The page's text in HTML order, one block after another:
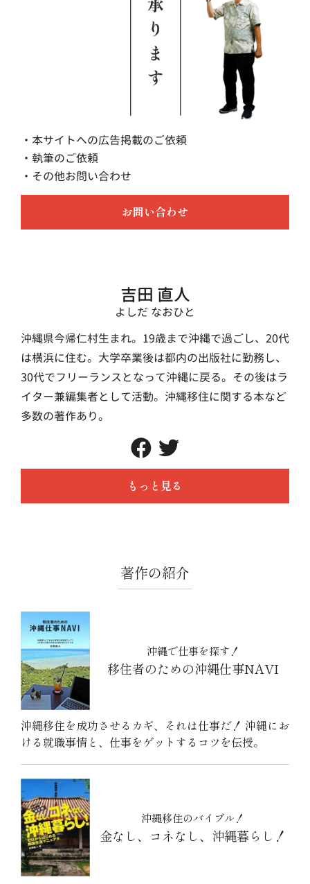
・本サイトへの広告掲載のご依頼
・執筆のご依頼
・その他お問い合わせ
お問い合わせ
吉田 直人
よしだ なおひと
沖縄県今帰仁村生まれ。19歳まで沖縄で過ごし、20代
は横浜に住む。大学卒業後は都内の出版社に勤務し、
30代でフリーランスとなって沖縄に戻る。その後はラ
イター兼編集者として活動。沖縄移住に関する本など
多数の著作あり。
もっと見る
著作の紹介
沖縄で仕事を探す！
移住者のための沖縄仕事NAVI
沖縄移住を成功させるカギ、それは仕事だ！ 沖縄にお
ける就職事情と、仕事をゲットするコツを伝授。
沖縄移住のバイブル！
金なし、コネなし、沖縄暮らし！